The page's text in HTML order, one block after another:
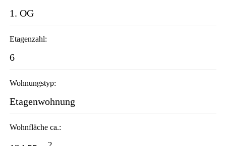
1. OG
Etagenzahl:
6
Wohnungstyp:
Etagenwohnung
Wohnfläche ca.: